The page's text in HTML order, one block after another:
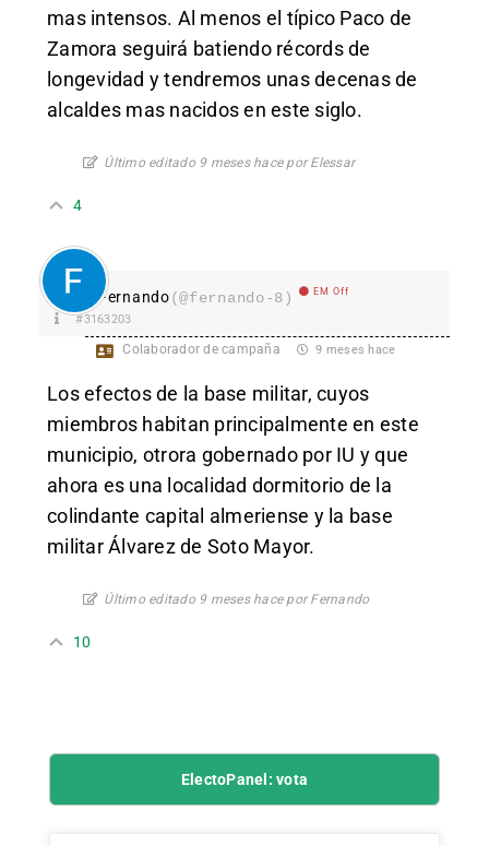
mas intensos. Al menos el típico Paco de
Zamora seguirá batiendo récords de
longevidad y tendremos unas decenas de
alcaldes mas nacidos en este siglo.
Último editado 9 meses hace por Elessar
4
Fernando(@fernando-8) EM Off
#3163203
Colaborador de campaña 9 meses hace
Los efectos de la base militar, cuyos
miembros habitan principalmente en este
municipio, otrora gobernado por IU y que
ahora es una localidad dormitorio de la
colindante capital almeriense y la base
militar Álvarez de Soto Mayor.
Último editado 9 meses hace por Fernando
10
ElectoPanel: vota